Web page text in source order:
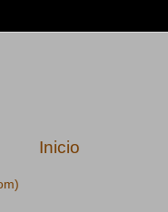
Inicio